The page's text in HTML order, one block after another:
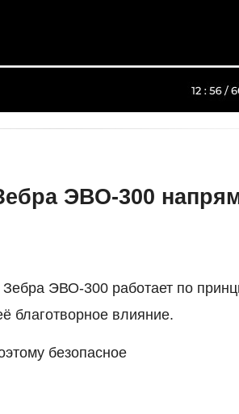
ЭВО-300
ЭВО-300 работает по
благотворное влияние.
безопасное